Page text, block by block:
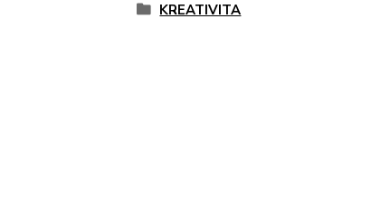
KREATIVITA